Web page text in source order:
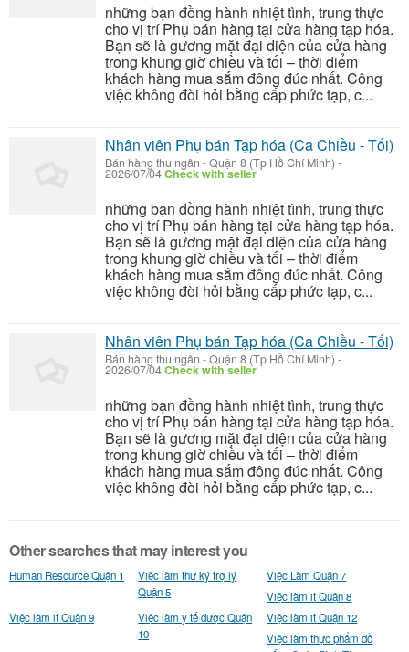
những bạn đồng hành nhiệt tình, trung thực
cho vị trí Phụ bán hàng tại cửa hàng tạp hóa.
Bạn sẽ là gương mặt đại diện của cửa hàng
trong khung giờ chiều và tối – thời điểm
khách hàng mua sắm đông đúc nhất. Công
việc không đòi hỏi bằng cấp phức tạp, c...
Nhân viên Phụ bán Tạp hóa (Ca Chiều - Tối)
Bán hàng thu ngân -Quận 8 (Tp Hồ Chí Minh) -
2026/07/04Check with seller
những bạn đồng hành nhiệt tình, trung thực
cho vị trí Phụ bán hàng tại cửa hàng tạp hóa.
Bạn sẽ là gương mặt đại diện của cửa hàng
trong khung giờ chiều và tối – thời điểm
khách hàng mua sắm đông đúc nhất. Công
việc không đòi hỏi bằng cấp phức tạp, c...
Nhân viên Phụ bán Tạp hóa (Ca Chiều - Tối)
Bán hàng thu ngân -Quận 8 (Tp Hồ Chí Minh) -
2026/07/04Check with seller
những bạn đồng hành nhiệt tình, trung thực
cho vị trí Phụ bán hàng tại cửa hàng tạp hóa.
Bạn sẽ là gương mặt đại diện của cửa hàng
trong khung giờ chiều và tối – thời điểm
khách hàng mua sắm đông đúc nhất. Công
việc không đòi hỏi bằng cấp phức tạp, c...
Other searches that may interest you
Human Resource Quận 1
Việc làm thư ký trợ lý
Quận 5
Việc Làm Quận 7
Việc làm it Quận 8
Việc làm it Quận 9
Việc làm y tế dược Quận
10
Việc làm it Quận 12
Việc làm thực phẩm đồ